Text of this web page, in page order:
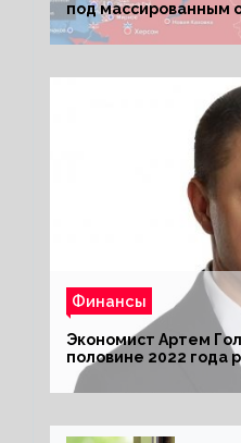
под массированным
Киеву ультиматум
Финансы
Экономист Артем
половине 2022 года
комфортный курс